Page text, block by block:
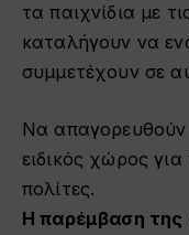
τα παιχνίδια με
καταλήγουν να
συμμετέχουν σε
Να απαγορευθούν
ειδικός χώρος
πολίτες.
Η παρέμβαση της